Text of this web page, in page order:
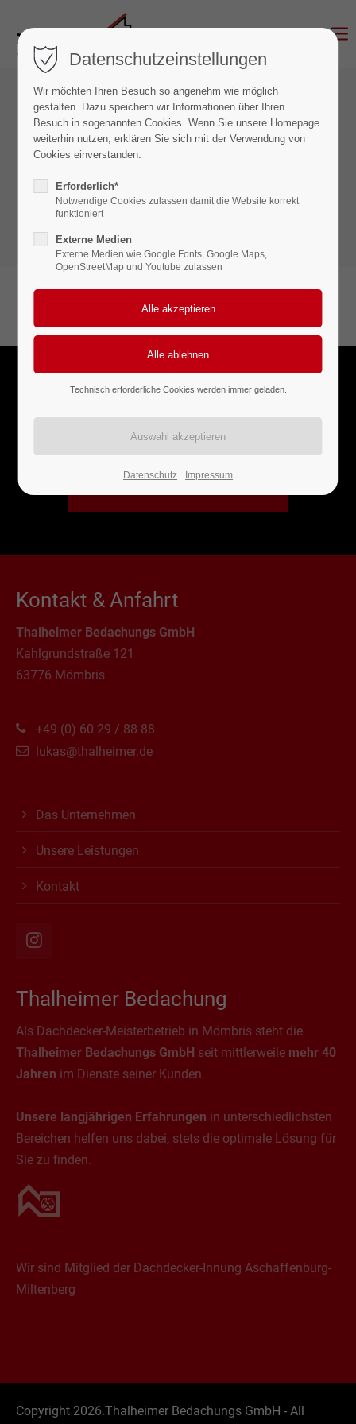
Haustechnik
Konnten wir Dich überzeugen?
Kontakt & Anfahrt
Thalheimer Bedachungs GmbH
Kahlgrundstraße 121
63776 Mömbris
+49 (0) 60 29 / 88 88
lukas@thalheimer.de
Das Unternehmen
Unsere Leistungen
Kontakt
Thalheimer Bedachung
Als Dachdecker-Meisterbetrieb in Mömbris steht die
Thalheimer Bedachungs GmbH seit mittlerweile mehr 40
Jahren im Dienste seiner Kunden.
Unsere langjährigen Erfahrungen in unterschiedlichsten
Bereichen helfen uns dabei, stets die optimale Lösung für
Sie zu finden.
Wir sind Mitglied der Dachdecker-Innung Aschaffenburg-
Miltenberg
Copyright 2026.Thalheimer Bedachungs GmbH - All
Datenschutzeinstellungen
Wir möchten Ihren Besuch so angenehm wie möglich
gestalten. Dazu speichern wir Informationen über Ihren
Besuch in sogenannten Cookies. Wenn Sie unsere Homepage
weiterhin nutzen, erklären Sie sich mit der Verwendung von
Cookies einverstanden.
Erforderlich*
Notwendige Cookies zulassen damit die Website korrekt
funktioniert
Externe Medien
Externe Medien wie Google Fonts, Google Maps,
OpenStreetMap und Youtube zulassen
Technisch erforderliche Cookies werden immer geladen.
Datenschutz Impressum